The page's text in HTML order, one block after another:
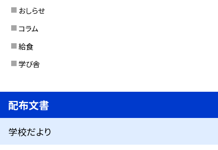
おしらせ
コラム
給食
学び舎
配布文書
学校だより